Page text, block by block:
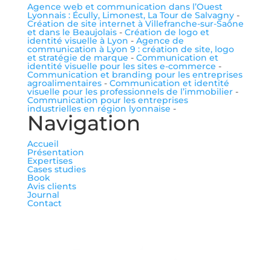
Agence web et communication dans l’Ouest
Lyonnais : Écully, Limonest, La Tour de Salvagny-
Création de site internet à Villefranche-sur-Saône
et dans le Beaujolais- Création de logo et
identité visuelle à Lyon - Agence de
communication à Lyon 9 : création de site, logo
et stratégie de marque - Communication et
identité visuelle pour les sites e-commerce -
Communication et branding pour les entreprises
agroalimentaires- Communication et identité
visuelle pour les professionnels de l’immobilier-
Communication pour les entreprises
industrielles en région lyonnaise -
Navigation
Accueil
Présentation
Expertises
Cases studies
Book
Avis clients
Journal
Contact